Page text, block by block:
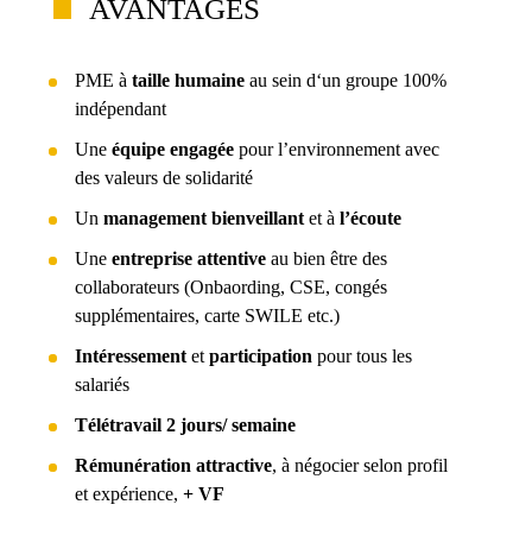
AVANTAGES
PME à taille humaineau sein d‘un groupe 100%
indépendant
Une équipe engagéepour l’environnement avec
des valeurs de solidarité
Un management bienveillantet à l’écoute
Une entreprise attentiveau bien être des
collaborateurs (Onbaording, CSE, congés
supplémentaires, carte SWILE etc.)
Intéressement et participation pour tous les
salariés
Télétravail 2 jours/ semaine
Rémunération attractive, à négocier selon profil
et expérience, + VF